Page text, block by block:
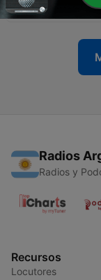
26 jul. 2026
Radios
Radios y
Recursos
Locutores